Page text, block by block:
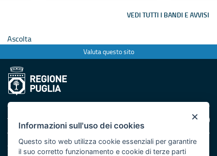
VEDI TUTTI I BANDI E AVVISI
Ascolta
Valuta questo sito
Sezione Personale e Organizzazione
×
Informazioni sull'uso dei cookies
Questo sito web utilizza cookie essenziali per garantire
il suo corretto funzionamento e cookie di terze parti